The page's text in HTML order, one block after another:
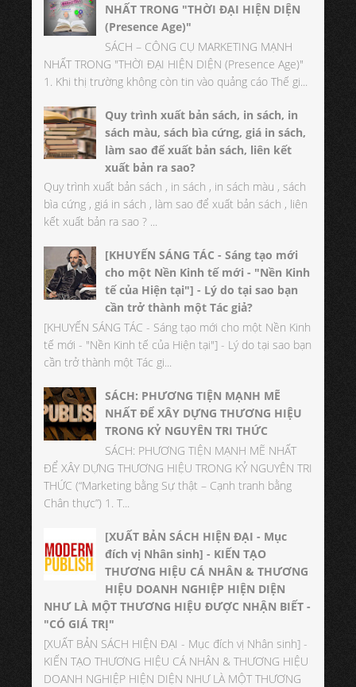
NHẤT TRONG "THỜI ĐẠI HIỆN DIỆN
(Presence Age)"
SÁCH – CÔNG CỤ MARKETING MẠNH
NHẤT TRONG "THỜI ĐẠI HIỆN DIỆN (Presence Age)"
1. Khi thị trường không còn tin vào quảng cáo Thế gi...
Quy trình xuất bản sách, in sách, in
sách màu, sách bìa cứng, giá in sách,
làm sao để xuất bản sách, liên kết
xuất bản ra sao?
Quy trình xuất bản sách , in sách , in sách màu , sách
bìa cứng , giá in sách , làm sao để xuất bản sách , liên
kết xuất bản ra sao ? ...
[KHUYẾN SÁNG TÁC - Sáng tạo mới
cho một Nền Kinh tế mới - "Nền Kinh
tế của Hiện tại"] - Lý do tại sao bạn
cần trở thành một Tác giả?
[KHUYẾN SÁNG TÁC - Sáng tạo mới cho một Nền Kinh
tế mới - "Nền Kinh tế của Hiện tại"] - Lý do tại sao bạn
cần trở thành một Tác gi...
SÁCH: PHƯƠNG TIỆN MẠNH MẼ
NHẤT ĐỂ XÂY DỰNG THƯƠNG HIỆU
TRONG KỶ NGUYÊN TRI THỨC
SÁCH: PHƯƠNG TIỆN MẠNH MẼ NHẤT
ĐỂ XÂY DỰNG THƯƠNG HIỆU TRONG KỶ NGUYÊN TRI
THỨC (“Marketing bằng Sự thật – Cạnh tranh bằng
Chân thực”) 1. T...
[XUẤT BẢN SÁCH HIỆN ĐẠI - Mục
đích vị Nhân sinh] - KIẾN TẠO
THƯƠNG HIỆU CÁ NHÂN & THƯƠNG
HIỆU DOANH NGHIỆP HIỆN DIỆN
NHƯ LÀ MỘT THƯƠNG HIỆU ĐƯỢC NHẬN BIẾT -
"CÓ GIÁ TRỊ"
[XUẤT BẢN SÁCH HIỆN ĐẠI - Mục đích vị Nhân sinh] -
KIẾN TẠO THƯƠNG HIỆU CÁ NHÂN & THƯƠNG HIỆU
DOANH NGHIỆP HIỆN DIỆN NHƯ LÀ MỘT THƯƠNG